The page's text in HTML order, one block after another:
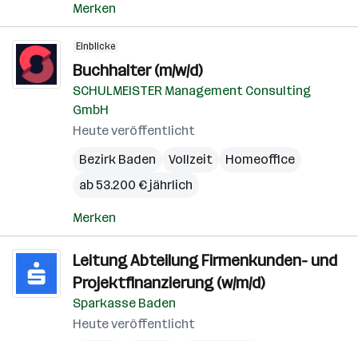
Merken
Einblicke
Buchhalter (m/w/d)
SCHULMEISTER Management Consulting
GmbH
Heute veröffentlicht
Bezirk Baden
Vollzeit
Homeoffice
ab 53.200 € jährlich
Merken
Leitung Abteilung Firmenkunden- und
Projektfinanzierung (w/m/d)
Sparkasse Baden
Heute veröffentlicht